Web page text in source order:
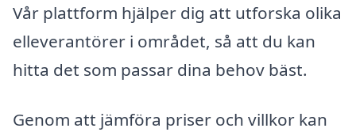
Vår plattform hjälper dig att utforska olika
elleverantörer i området, så att du kan
hitta det som passar dina behov bäst.
Genom att jämföra priser och villkor kan